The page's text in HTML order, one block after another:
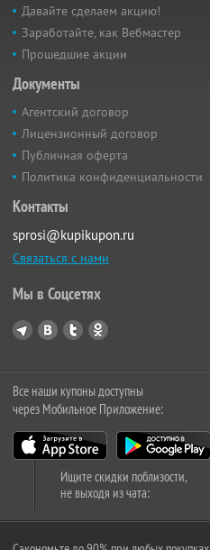
Давайте сделаем акцию!
Заработайте, как Вебмастер
Прошедшие акции
Документы
Агентский договор
Лицензионный договор
Публичная оферта
Политика конфиденциальности
Контакты
sprosi@kupikupon.ru
Связаться с нами
Мы в Соцсетях
Все наши купоны доступны
через Мобильное Приложение:
Ищите скидки поблизости,
не выходя из чата: